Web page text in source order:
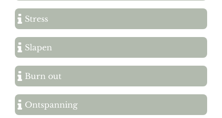
Stress
Slapen
Burn out
Ontspanning